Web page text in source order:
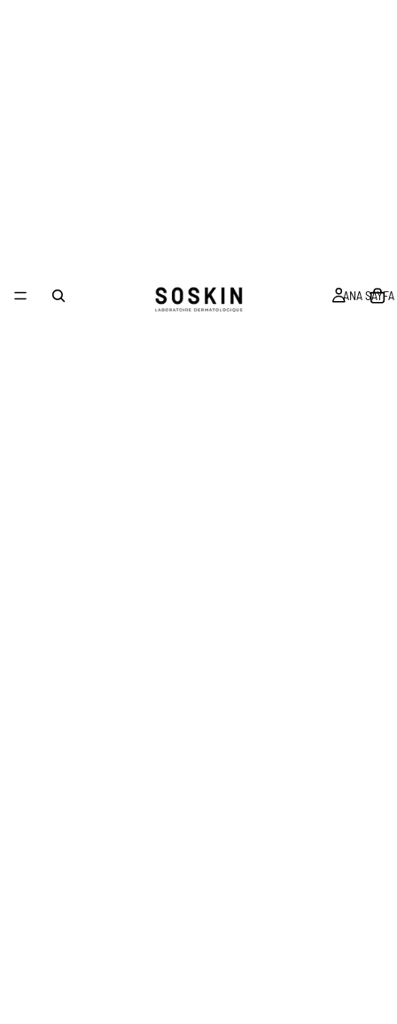
ANA SAYFA